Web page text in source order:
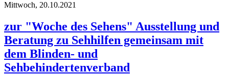
Mittwoch, 20.10.2021
zur "Woche des Sehens" Ausstellung und
Beratung zu Sehhilfen gemeinsam mit
dem Blinden- und
Sehbehindertenverband